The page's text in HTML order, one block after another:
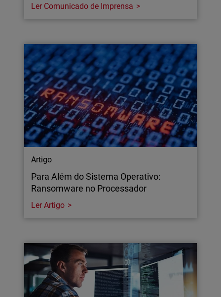
Ler Comunicado de Imprensa
Artigo
Para Além do Sistema Operativo:
Ransomware no Processador
Ler Artigo